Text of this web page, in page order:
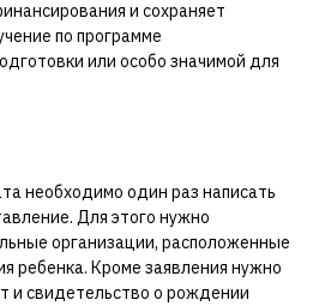
и сохраняет
по программе
или особо значимой для
необходимо один раз написать
Для этого нужно
организации, расположенные
ребенка. Кроме заявления нужно
и свидетельство о рождении